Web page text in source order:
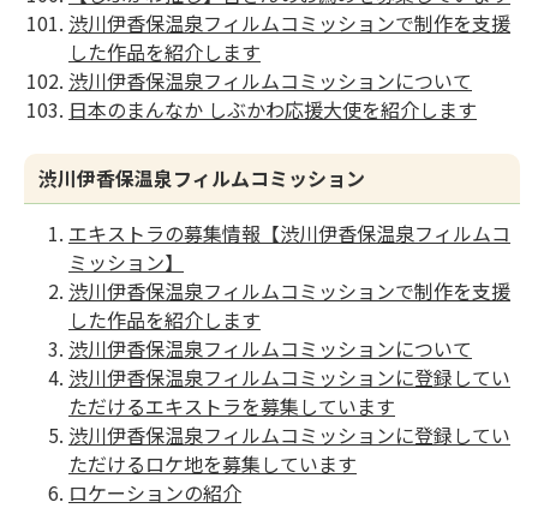
渋川伊香保温泉フィルムコミッションで制作を支援
した作品を紹介します
渋川伊香保温泉フィルムコミッションについて
日本のまんなか しぶかわ応援大使を紹介します
渋川伊香保温泉フィルムコミッション
エキストラの募集情報【渋川伊香保温泉フィルムコ
ミッション】
渋川伊香保温泉フィルムコミッションで制作を支援
した作品を紹介します
渋川伊香保温泉フィルムコミッションについて
渋川伊香保温泉フィルムコミッションに登録してい
ただけるエキストラを募集しています
渋川伊香保温泉フィルムコミッションに登録してい
ただけるロケ地を募集しています
ロケーションの紹介